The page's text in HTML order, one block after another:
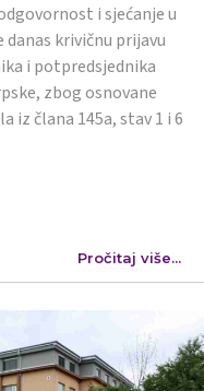
i sjećanje u
krivičnu prijavu
i potpredsjednika
zbog osnovane
iz člana 145a, stav 1 i 6
Pročitaj više...